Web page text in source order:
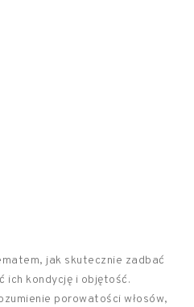
jak skutecznie zadbać
ich kondycję i objętość.
porowatości włosów,